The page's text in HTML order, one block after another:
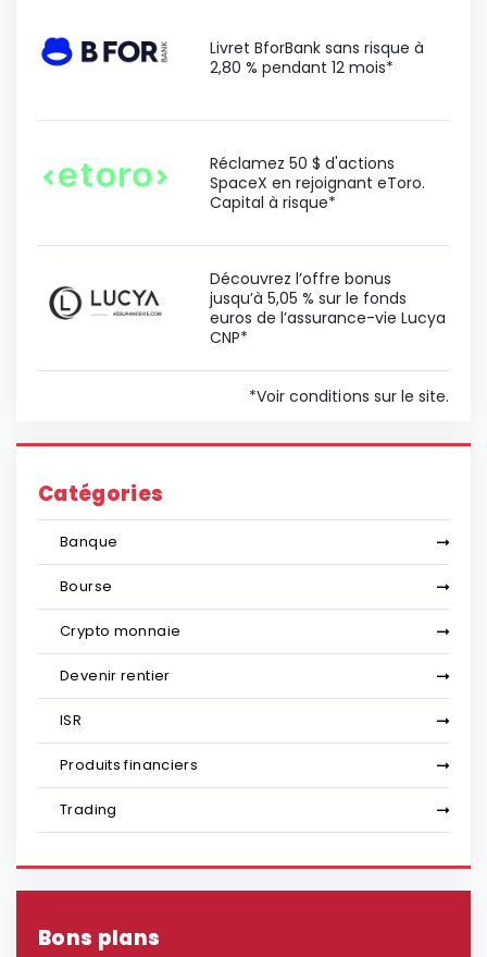
Livret BforBank sans risque à
2,80 % pendant 12 mois*
Réclamez 50 $ d'actions
SpaceX en rejoignant eToro.
Capital à risque*
Découvrez l’offre bonus
jusqu’à 5,05 % sur le fonds
euros de l’assurance-vie Lucya
CNP*
*Voir conditions sur le site.
Catégories
Banque
Bourse
Crypto monnaie
Devenir rentier
ISR
Produits financiers
Trading
Bons plans